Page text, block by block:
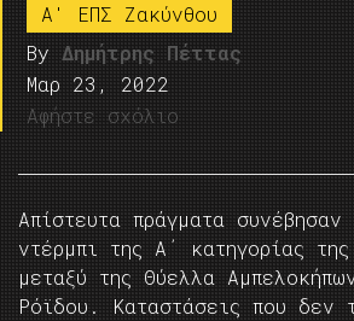
A' ΕΠΣ Ζακύνθου
By Δημήτρης Πέττας
Μαρ 23, 2022
Αφήστε σχόλιο
Απίστευτα πράγματα
ντέρμπι της Α΄ κατηγορίας
μεταξύ της Θύελλα
Ρόϊδου. Καταστάσεις που δεν